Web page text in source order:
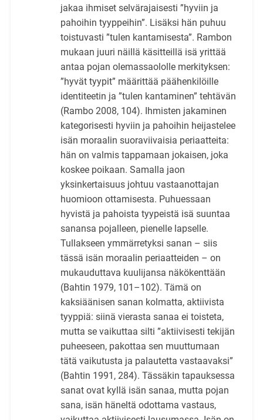
jakaa ihmiset selvärajaisesti ”hyviin ja
pahoihin tyyppeihin”. Lisäksi hän puhuu
toistuvasti ”tulen kantamisesta”. Rambon
mukaan juuri näillä käsitteillä isä yrittää
antaa pojan olemassaololle merkityksen:
”hyvät tyypit” määrittää päähenkilöille
identiteetin ja ”tulen kantaminen” tehtävän
(Rambo 2008, 104). Ihmisten jakaminen
kategorisesti hyviin ja pahoihin heijastelee
isän moraalin suoraviivaisia periaatteita:
hän on valmis tappamaan jokaisen, joka
koskee poikaan. Samalla jaon
yksinkertaisuus johtuu vastaanottajan
huomioon ottamisesta. Puhuessaan
hyvistä ja pahoista tyypeistä isä suuntaa
sanansa pojalleen, pienelle lapselle.
Tullakseen ymmärretyksi sanan – siis
tässä isän moraalin periaatteiden – on
mukauduttava kuulijansa näkökenttään
(Bahtin 1979, 101–102). Tämä on
kaksiäänisen sanan kolmatta, aktiivista
tyyppiä: siinä vierasta sanaa ei toisteta,
mutta se vaikuttaa silti ”aktiivisesti tekijän
puheeseen, pakottaa sen muuttumaan
tätä vaikutusta ja palautetta vastaavaksi”
(Bahtin 1991, 284). Tässäkin tapauksessa
sanat ovat kyllä isän sanaa, mutta pojan
sana, isän häneltä odottama vastaus,